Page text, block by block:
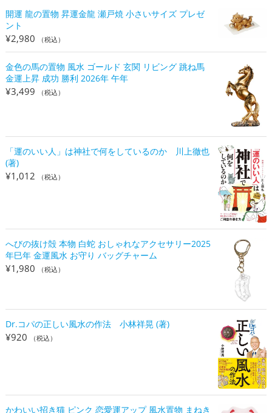
開運 龍の置物 昇運金龍 瀬戸焼 小さいサイズ プレゼ
ント
¥2,980 （税込）
金色の馬の置物 風水 ゴールド 玄関 リビング 跳ね馬
金運上昇 成功 勝利 2026年 午年
¥3,499 （税込）
「運のいい人」は神社で何をしているのか 川上徹也
(著)
¥1,012 （税込）
へびの抜け殻 本物 白蛇 おしゃれなアクセサリー2025
年巳年 金運風水 お守り バッグチャーム
¥1,980 （税込）
Dr.コパの正しい風水の作法 小林祥晃 (著)
¥920 （税込）
かわいい招き猫 ピンク 恋愛運アップ 風水置物 まねき